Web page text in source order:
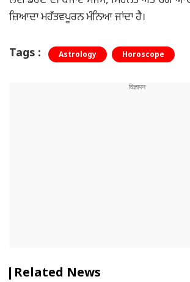
ਜ਼ਿਆਦਾ ਮਹੱਤਵਪੂਰਨ ਮੰਨਿਆ ਜਾਂਦਾ ਹੈ।
Tags : Astrology Horoscope
Related News